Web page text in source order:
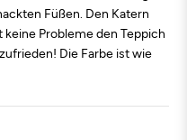
Füßen. Den Katern
Probleme den Teppich
Die Farbe ist wie